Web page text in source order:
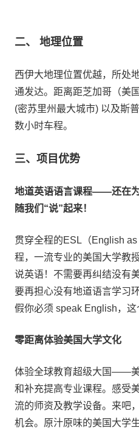
二、 地理位置
西伊大地理位置优越，所处
通发达。距离距芝加哥（美
(密苏里州最大城市) 以及斯
数小时车程。
三、项目优势
地道英语语言课程——还在
随我们“说”起来！
贯穿全程的ESL（English
程，一流专业的美国大学教
说英语！不需要再纠结没有
要再担心没有地道语言学习
假你必须 speak English，这
零距离体验美国大学文化
体验全球教育超级大国——
和补充提高专业课程。感受
流的师资及教学设备。来吧
机会。原汁原味的美国大学